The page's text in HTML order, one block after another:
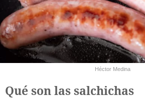
Héctor Medina
Qué son las salchichas